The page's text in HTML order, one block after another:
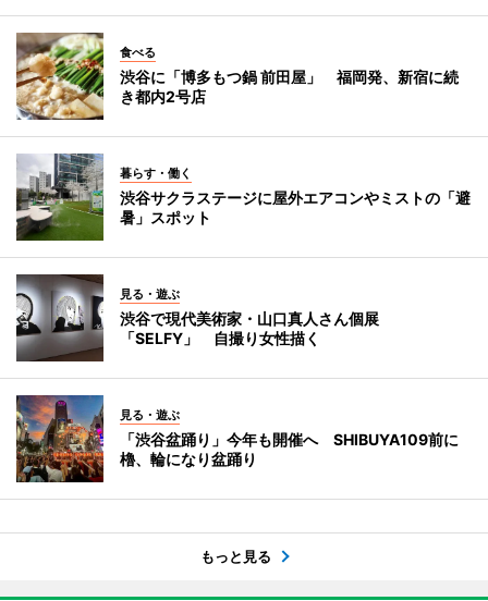
食べる
渋谷に「博多もつ鍋 前田屋」 福岡発、新宿に続
き都内2号店
暮らす・働く
渋谷サクラステージに屋外エアコンやミストの「避
暑」スポット
見る・遊ぶ
渋谷で現代美術家・山口真人さん個展
「SELFY」 自撮り女性描く
見る・遊ぶ
「渋谷盆踊り」今年も開催へ SHIBUYA109前に
櫓、輪になり盆踊り
もっと見る